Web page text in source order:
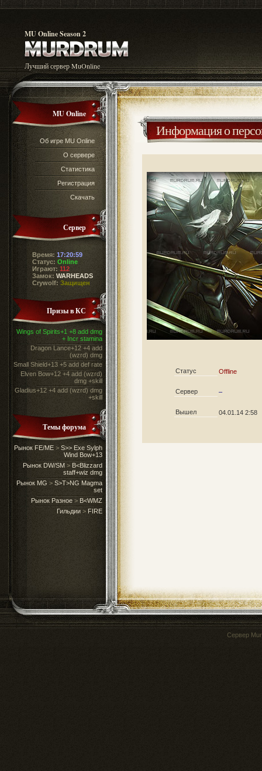
MU Online Season 2
Лучший сервер MuOnline
MU Online
Об игре MU Online
О сервере
Статистика
Регистрация
Скачать
Сервер
Время: 17:21:00
Статус: Online
Играют: 112
Замок: WARHEADS
Crywolf: Защищен
Призы в КС
Wings of Spirits+1 +8 add dmg
+ Incr stamina
Dragon Lance+12 +4 add
(wzrd) dmg
Small Shield+13 +5 add def rate
Elven Bow+12 +4 add (wzrd)
dmg +skill
Gladius+12 +4 add (wzrd) dmg
+skill
Темы форума
Рынок FE/ME > S>> Exe Sylph
Wind Bow+13
Рынок DW/SM > B<Blizzard
staff+wiz dmg
Рынок MG > S>T>NG Magma
set
Рынок Разное > B<WMZ
Гильдии > FIRE
Информация о
Статус Offline
Сервер –
Вышел 04.01.14 2:58
Сервер